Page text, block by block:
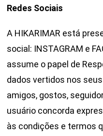
Redes Sociais
A HIKARIMAR está
social: INSTAGRAM e
assume o papel de
dados vertidos nos
amigos, gostos,
usuário concorda
às condições e termos